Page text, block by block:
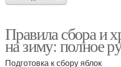
Правила сбора и
на зиму: полное
Подготовка к сбору яблок